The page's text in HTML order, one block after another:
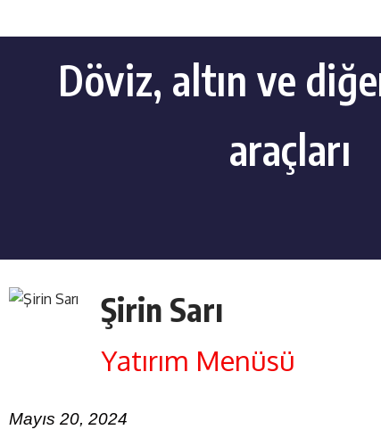
Döviz, altın ve
araçları
Şirin Sarı
Yatırım Menüsü
Mayıs 20, 2024